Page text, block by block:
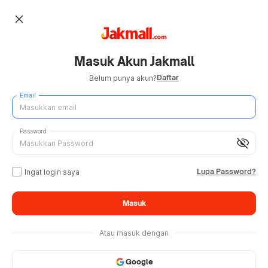
close
Masuk Akun Jakmall
Belum punya akun?Daftar
Email
visibility_off
Password
Ingat login saya Lupa Password?
Masuk
Atau masuk dengan
Google